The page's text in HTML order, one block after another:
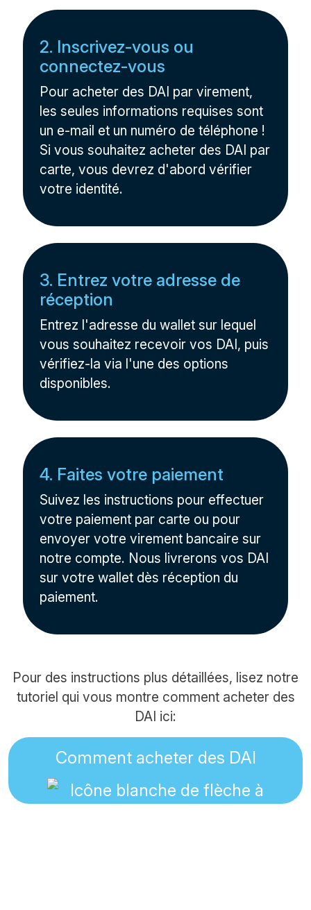
2. Inscrivez-vous ou
connectez-vous
Pour acheter des DAI par virement,
les seules informations requises sont
un e-mail et un numéro de téléphone !
Si vous souhaitez acheter des DAI par
carte, vous devrez d'abord vérifier
votre identité.
3. Entrez votre adresse de
réception
Entrez l'adresse du wallet sur lequel
vous souhaitez recevoir vos DAI, puis
vérifiez-la via l'une des options
disponibles.
4. Faites votre paiement
Suivez les instructions pour effectuer
votre paiement par carte ou pour
envoyer votre virement bancaire sur
notre compte. Nous livrerons vos DAI
sur votre wallet dès réception du
paiement.
Pour des instructions plus détaillées, lisez notre
tutoriel qui vous montre comment acheter des
DAI ici:
Comment acheter des DAI